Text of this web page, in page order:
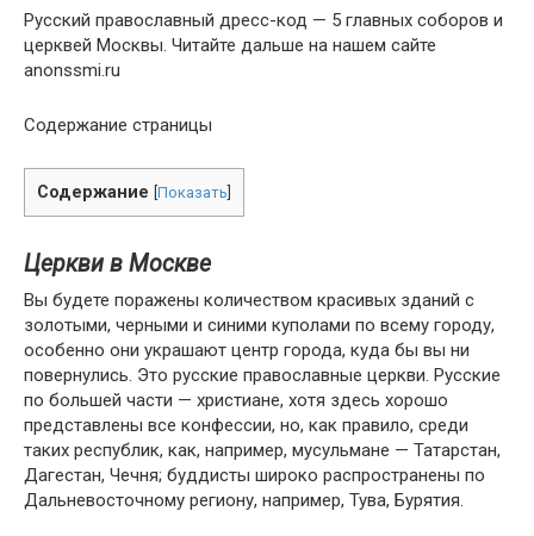
Русский православный дресс-код — 5 главных соборов и
церквей Москвы. Читайте дальше на нашем сайте
anonssmi.ru
Содержание страницы
Содержание Показать
Церкви в Москве
Вы будете поражены количеством красивых зданий с
золотыми, черными и синими куполами по всему городу,
особенно они украшают центр города, куда бы вы ни
повернулись. Это русские православные церкви. Русские
по большей части — христиане, хотя здесь хорошо
представлены все конфессии, но, как правило, среди
таких республик, как, например, мусульмане — Татарстан,
Дагестан, Чечня; буддисты широко распространены по
Дальневосточному региону, например, Тува, Бурятия.